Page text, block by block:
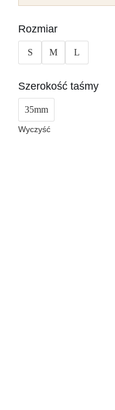
Rozmiar
S M L
Szerokość taśmy
35mm
Wyczyść